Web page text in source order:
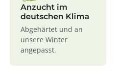
Anzucht im
deutschen Klima
Abgehärtet und an
unsere Winter
angepasst.